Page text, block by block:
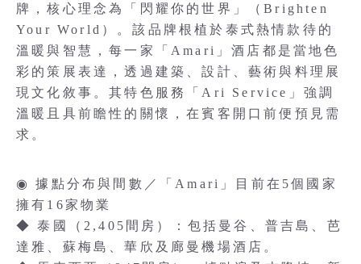
牌，核心理念為「閃耀你的世界」（Brighten
Your World）。該品牌根植於泰式熱情款待的
溫暖與智慧，每一家「Amari」酒店都是當地色
彩的策展表達，透過建築、設計、藝術與料理展
現文化敘事。其特色服務「Ari Service」強調
溫暖且具前瞻性的關懷，在賓客開口前便預見需
求。
◉ 據點分布與間數／「Amari」目前在5個國家
擁有16家物業
◆ 泰國（2,405間房）：包括曼谷、普吉島、芭
達雅、蘇梅島、華欣及廊曼機場酒店。